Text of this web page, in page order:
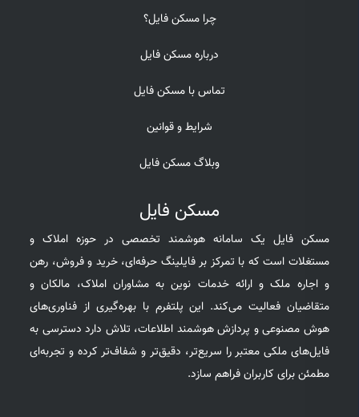
چرا مسکن فایل؟
درباره مسکن فایل
تماس با مسکن فایل
شرایط و قوانین
وبلاگ مسکن فایل
مسکن فایل
مسکن فایل یک سامانه هوشمند تخصصی در حوزه املاک و
مستغلات است که با تمرکز بر فایلینگ حرفه‌ای، خرید و فروش، رهن
و اجاره ملک و ارائه خدمات نوین به مشاوران املاک، مالکان و
متقاضیان فعالیت می‌کند. این پلتفرم با بهره‌گیری از فناوری‌های
هوش مصنوعی و پردازش هوشمند اطلاعات، تلاش دارد دسترسی به
فایل‌های ملکی معتبر را سریع‌تر، دقیق‌تر و شفاف‌تر کرده و تجربه‌ای
مطمئن برای کاربران فراهم سازد.